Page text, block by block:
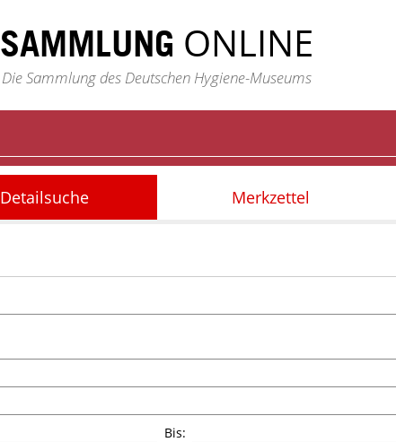
SAMMLUNG ONLINE
Die Sammlung des Deutschen Hygiene-Museums
Detailsuche Merkzettel
Bis: